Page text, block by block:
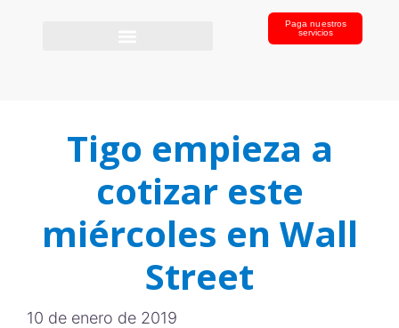
Paga nuestros
servicios
Tigo empieza a
cotizar este
miércoles en Wall
Street
10 de enero de 2019